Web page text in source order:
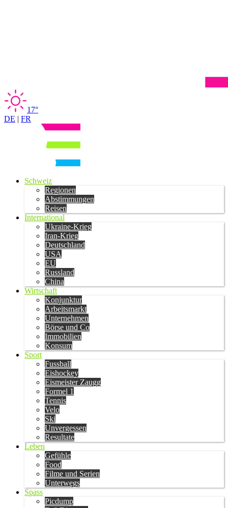
17°
DE | FR
Schweiz
Regionen
Abstimmungen
Reisen
International
Ukraine-Krieg
Iran-Krieg
Deutschland
USA
EU
Russland
China
Wirtschaft
Konjunktur
Arbeitsmarkt
Unternehmen
Börse und Co
Immobilien
Konsum
Sport
Fussball
Eishockey
Eismeister Zaugg
Formel 1
Tennis
Velo
Ski
Unvergessen
Resultate
Leben
Gefühle
Food
Filme und Serien
Unterwegs
Spass
Picdump